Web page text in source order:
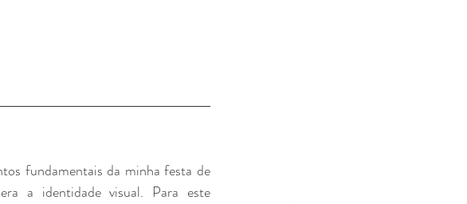
fundamentais da minha festa de
a identidade visual. Para este